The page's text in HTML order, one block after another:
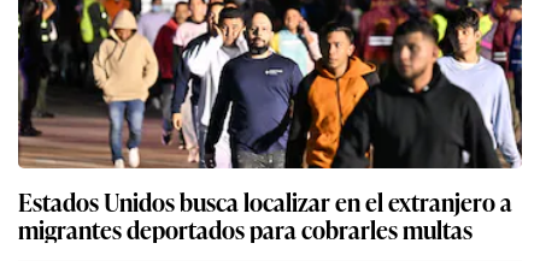
Estados Unidos busca localizar en el extranjero a
migrantes deportados para cobrarles multas